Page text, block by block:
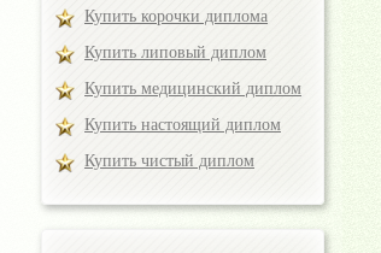
Купить корочки диплома
Купить липовый диплом
Купить медицинский диплом
Купить настоящий диплом
Купить чистый диплом